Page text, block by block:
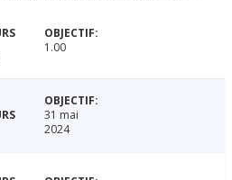
1.00
31 mai
2024